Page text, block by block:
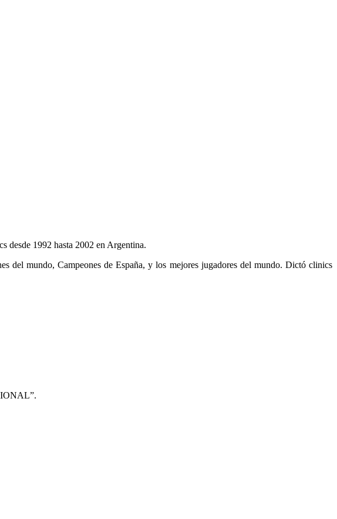
desde 1992 hasta 2002 en Argentina.
del mundo, Campeones de España, y los mejores jugadores del mundo. Dictó clinics